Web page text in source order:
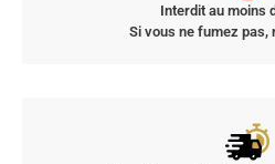
Interdit au moins
Si vous ne fumez pas,